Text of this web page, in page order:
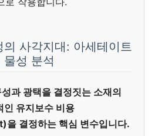
사각지대: 아세테이트
성 분석
과 광택을 결정짓는 소재의
인 유지보수 비용
결정하는 핵심 변수입니다.